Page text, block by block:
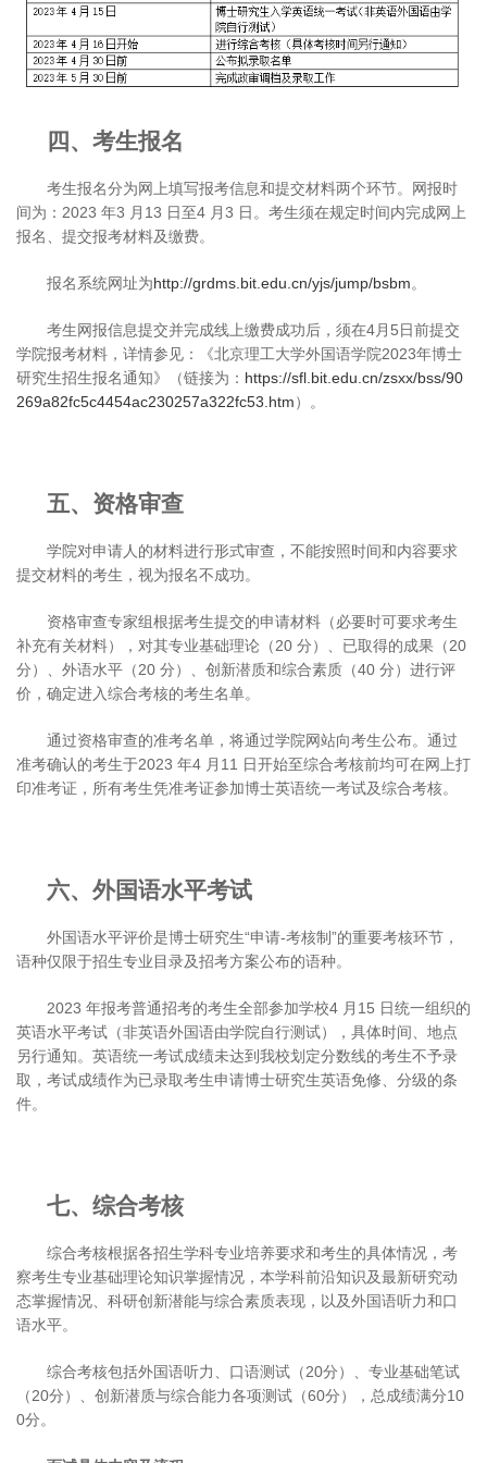
四、考生报名
考生报名分为网上填写报考信息和提交材料两个环节。网报时
间为：2023 年3 月13 日至4 月3 日。考生须在规定时间内完成网上
报名、提交报考材料及缴费。
报名系统网址为http://grdms.bit.edu.cn/yjs/jump/bsbm。
考生网报信息提交并完成线上缴费成功后，须在4月5日前提交
学院报考材料，详情参见：《北京理工大学外国语学院2023年博士
研究生招生报名通知》（链接为： https://sfl.bit.edu.cn/zsxx/bss/90
269a82fc5c4454ac230257a322fc53.htm）。
五、资格审查
学院对申请人的材料进行形式审查，不能按照时间和内容要求
提交材料的考生，视为报名不成功。
资格审查专家组根据考生提交的申请材料（必要时可要求考生
补充有关材料），对其专业基础理论（20 分）、已取得的成果（20
分）、外语水平（20 分）、创新潜质和综合素质（40 分）进行评
价，确定进入综合考核的考生名单。
通过资格审查的准考名单，将通过学院网站向考生公布。通过
准考确认的考生于2023 年4 月11 日开始至综合考核前均可在网上打
印准考证，所有考生凭准考证参加博士英语统一考试及综合考核。
六、外国语水平考试
外国语水平评价是博士研究生“申请-考核制”的重要考核环节，
语种仅限于招生专业目录及招考方案公布的语种。
2023 年报考普通招考的考生全部参加学校4 月15 日统一组织的
英语水平考试（非英语外国语由学院自行测试），具体时间、地点
另行通知。英语统一考试成绩未达到我校划定分数线的考生不予录
取，考试成绩作为已录取考生申请博士研究生英语免修、分级的条
件。
七、综合考核
综合考核根据各招生学科专业培养要求和考生的具体情况，考
察考生专业基础理论知识掌握情况，本学科前沿知识及最新研究动
态掌握情况、科研创新潜能与综合素质表现，以及外国语听力和口
语水平。
综合考核包括外国语听力、口语测试（20分）、专业基础笔试
（20分）、创新潜质与综合能力各项测试（60分），总成绩满分10
0分。